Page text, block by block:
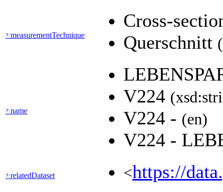
?:measurementTechnique
Cross-
Querschnitt
?:name
V224
V224 - (en)
V224 -
?:relatedDataset <https://